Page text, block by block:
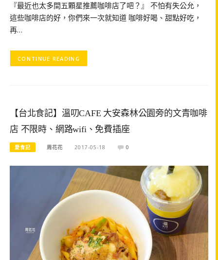
『最近也太多間五顆星推薦咖啡店了吧？』 不怕有失公允，
這些咖啡店的好，你們來一次就知道 咖啡好喝、甜點好吃，
再…
CONTINUE READING
【台北食記】溫叨CAFE 大安森林公園旁的文青咖啡
店 不限時、網路wifi、免費插座
愛食記 周花花 2017-05-18 0